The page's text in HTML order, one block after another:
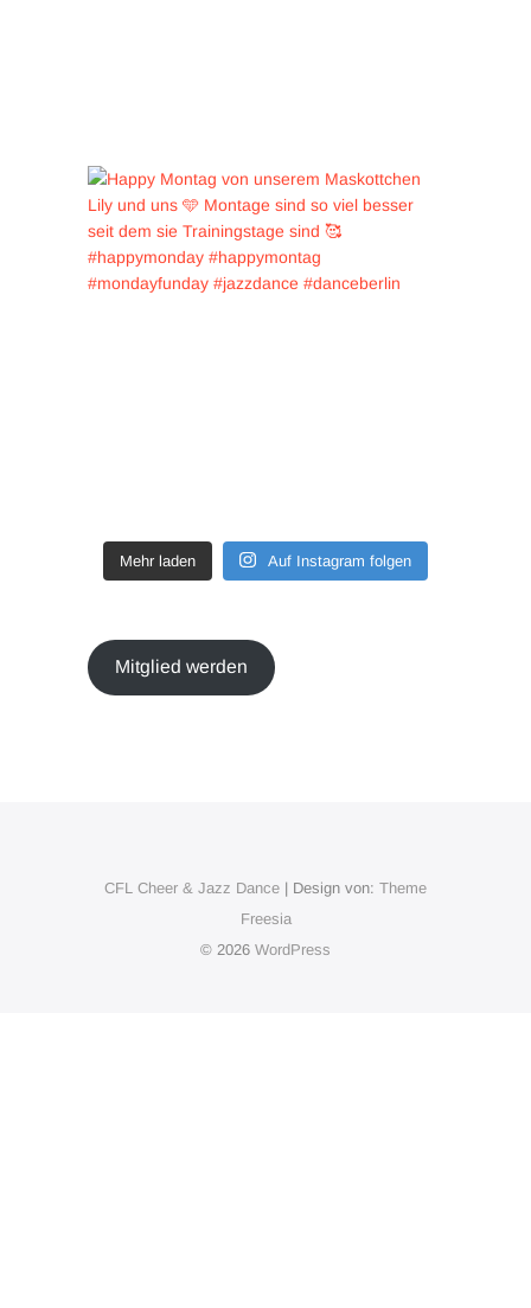
Mehr laden Auf Instagram folgen
Mitglied werden
CFL Cheer & Jazz Dance | Design von: Theme
Freesia
© 2026 WordPress